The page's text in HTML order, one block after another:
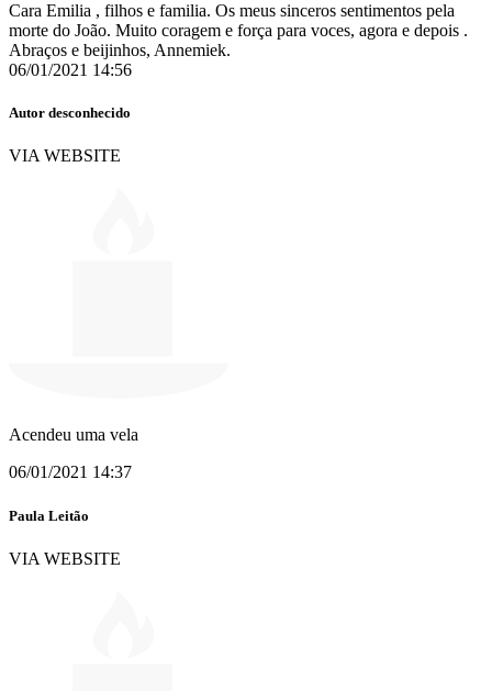
Cara Emilia , filhos e familia. Os meus sinceros sentimentos pela
morte do João. Muito coragem e força para voces, agora e depois .
Abraços e beijinhos, Annemiek.
06/01/2021 14:56
Autor desconhecido
VIA WEBSITE
Acendeu uma vela
06/01/2021 14:37
Paula Leitão
VIA WEBSITE